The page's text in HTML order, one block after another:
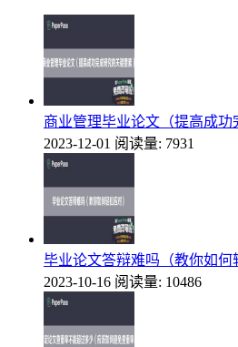
商业管理毕业论文（提高成功
2023-12-01 阅读量: 7931
毕业论文答辩难吗（教你如何
2023-10-16 阅读量: 10486